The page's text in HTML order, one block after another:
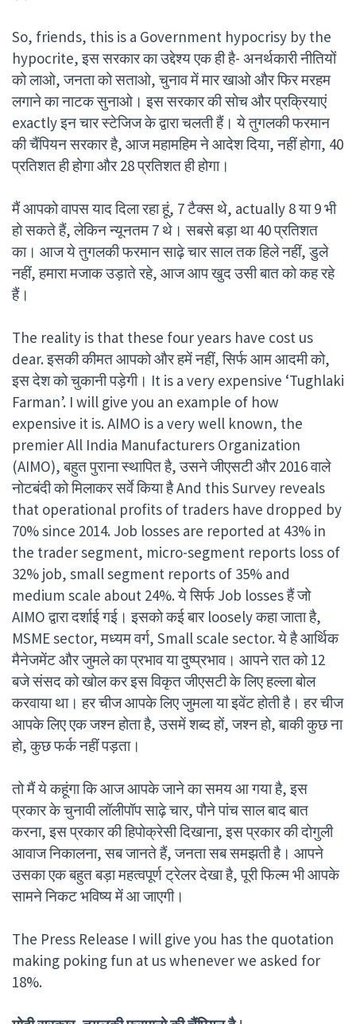
So, friends, this is a Government hypocrisy by the
hypocrite, इस सरकार का उद्देश्य एक ही है- अनर्थकारी नीतियों
को लाओ, जनता को सताओ, चुनाव में मार खाओ और फिर मरहम
लगाने का नाटक सुनाओ। इस सरकार की सोच और प्रक्रियाएं
exactly इन चार स्टेजिज के द्वारा चलती हैं। ये तुगलकी फरमान
की चैंपियन सरकार है, आज महामहिम ने आदेश दिया, नहीं होगा, 40
प्रतिशत ही होगा और 28 प्रतिशत ही होगा।
मैं आपको वापस याद दिला रहा हूं, 7 टैक्स थे, actually 8 या 9 भी
हो सकते हैं, लेकिन न्यूनतम 7 थे। सबसे बड़ा था 40 प्रतिशत
का। आज ये तुगलकी फरमान साढ़े चार साल तक हिले नहीं, डुले
नहीं, हमारा मजाक उड़ाते रहे, आज आप खुद उसी बात को कह रहे
हैं।
The reality is that these four years have cost us
dear. इसकी कीमत आपको और हमें नहीं, सिर्फ आम आदमी को,
इस देश को चुकानी पड़ेगी। It is a very expensive ‘Tughlaki
Farman’. I will give you an example of how
expensive it is. AIMO is a very well known, the
premier All India Manufacturers Organization
(AIMO), बहुत पुराना स्थापित है, उसने जीएसटी और 2016 वाले
नोटबंदी को मिलाकर सर्वे किया है And this Survey reveals
that operational profits of traders have dropped by
70% since 2014. Job losses are reported at 43% in
the trader segment, micro-segment reports loss of
32% job, small segment reports of 35% and
medium scale about 24%. ये सिर्फ Job losses हैं जो
AIMO द्वारा दर्शाई गई। इसको कई बार loosely कहा जाता है,
MSME sector, मध्यम वर्ग, Small scale sector. ये है आर्थिक
मैनेजमेंट और जुमले का प्रभाव या दुष्प्रभाव। आपने रात को 12
बजे संसद को खोल कर इस विकृत जीएसटी के लिए हल्ला बोल
करवाया था। हर चीज आपके लिए जुमला या इवेंट होती है। हर चीज
आपके लिए एक जश्न होता है, उसमें शब्द हों, जश्न हो, बाकी कुछ ना
हो, कुछ फर्क नहीं पड़ता।
तो मैं ये कहूंगा कि आज आपके जाने का समय आ गया है, इस
प्रकार के चुनावी लॉलीपॉप साढ़े चार, पौने पांच साल बाद बात
करना, इस प्रकार की हिपोक्रेसी दिखाना, इस प्रकार की दोगुली
आवाज निकालना, सब जानते हैं, जनता सब समझती है। आपने
उसका एक बहुत बड़ा महत्वपूर्ण ट्रेलर देखा है, पूरी फिल्म भी आपके
सामने निकट भविष्य में आ जाएगी।
The Press Release I will give you has the quotation
making poking fun at us whenever we asked for
18%.